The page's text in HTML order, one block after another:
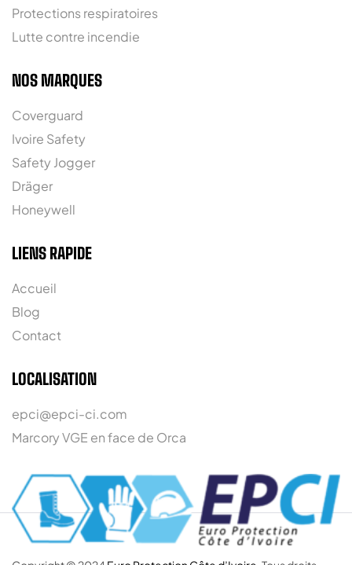
Protections respiratoires
Lutte contre incendie
NOS MARQUES
Coverguard
Ivoire Safety
Safety Jogger
Dräger
Honeywell
LIENS RAPIDE
Accueil
Blog
Contact
LOCALISATION
epci@epci-ci.com
Marcory VGE en face de Orca